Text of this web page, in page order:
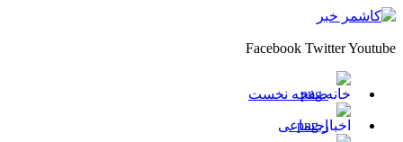
Facebook TwitterYoutube
صفحه نخست
اجتماعی